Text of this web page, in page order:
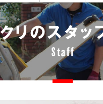
リのスタッ
Staff